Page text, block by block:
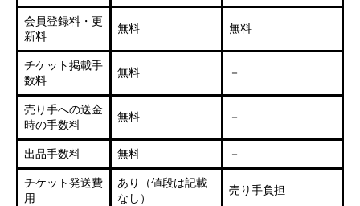
会員登録料・更
新料
無料 無料
チケット掲載手
数料
無料 －
売り手への送金
時の手数料
無料 －
出品手数料 無料 －
チケット発送費
用
あり（値段は記載
なし）
売り手負担